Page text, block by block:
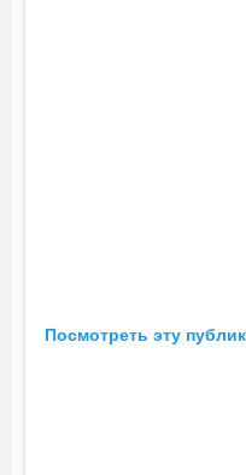
Посмотреть эту